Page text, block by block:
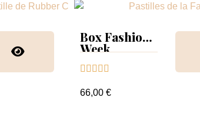
Box Fashion
Week
nuancier
    
66,00 €